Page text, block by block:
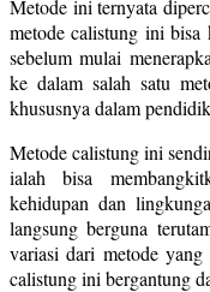
Metode ini ternyata
metode calistung ini bisa
sebelum mulai
ke dalam salah satu
khususnya dalam
Metode calistung ini
ialah bisa
kehidupan dan
langsung berguna
variasi dari metode
calistung ini bergantung